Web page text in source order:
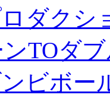
ダクシ
TOダ
ビボー